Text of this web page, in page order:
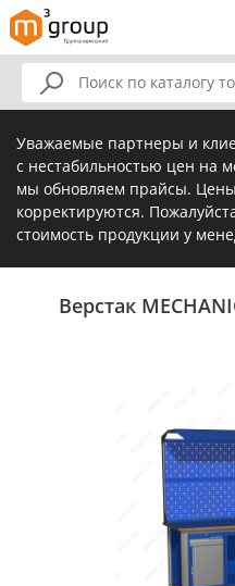
Уважаемые партнеры и
с нестабильностью цен на
мы обновляем прайсы.
корректируются.
стоимость продукции у
Верстак